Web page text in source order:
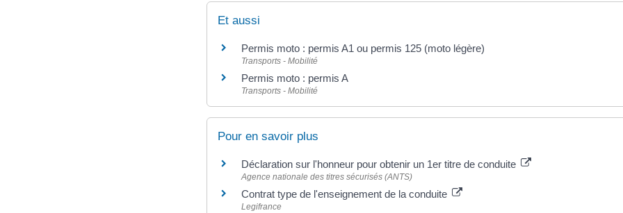
Et aussi
Permis moto : permis A1 ou permis 125 (moto légère)
Transports - Mobilité
Permis moto : permis A
Transports - Mobilité
Pour en savoir plus
Déclaration sur l'honneur pour obtenir un 1er titre de conduite
Agence nationale des titres sécurisés (ANTS)
Contrat type de l'enseignement de la conduite
Legifrance